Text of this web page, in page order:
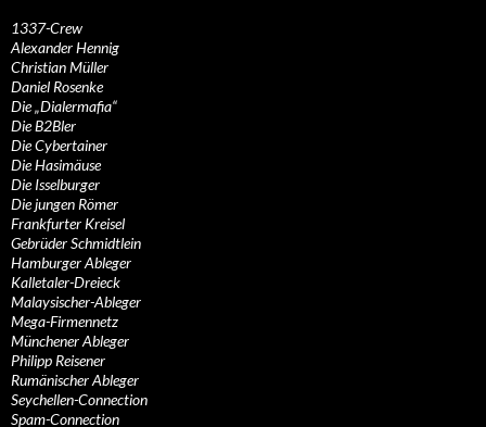
1337-Crew
Alexander Hennig
Christian Müller
Daniel Rosenke
Die „Dialermafia“
Die B2Bler
Die Cybertainer
Die Hasimäuse
Die Isselburger
Die jungen Römer
Frankfurter Kreisel
Gebrüder Schmidtlein
Hamburger Ableger
Kalletaler-Dreieck
Malaysischer-Ableger
Mega-Firmennetz
Münchener Ableger
Philipp Reisener
Rumänischer Ableger
Seychellen-Connection
Spam-Connection